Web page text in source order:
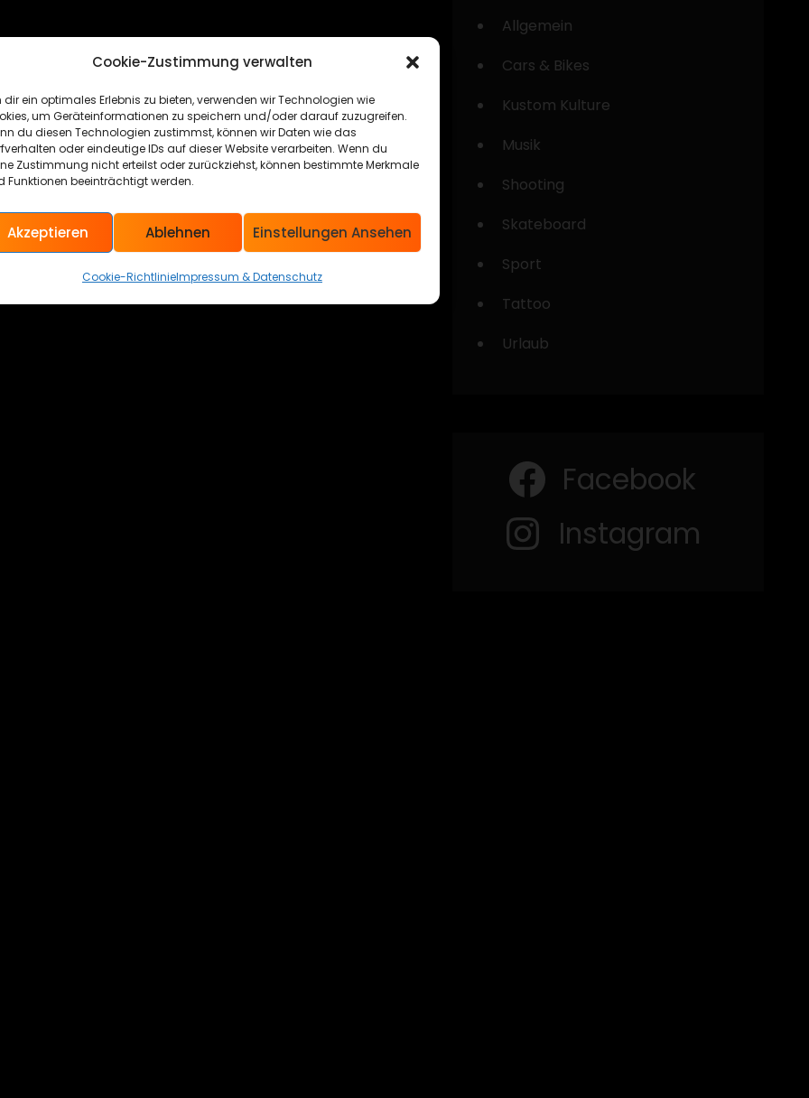
Cookie-Zustimmung verwalten
dir ein optimales Erlebnis zu bieten, verwenden wir Technologien wie
um Geräteinformationen zu speichern und/oder darauf zuzugreifen.
du diesen Technologien zustimmst, können wir Daten wie das
oder eindeutige IDs auf dieser Website verarbeiten. Wenn du
Zustimmung nicht erteilst oder zurückziehst, können bestimmte Merkmale
Funktionen beeinträchtigt werden.
Akzeptieren Ablehnen Einstellungen Ansehen
Cookie-RichtlinieImpressum & Datenschutz
Allgemein
Cars & Bikes
Kustom Kulture
Musik
Shooting
Skateboard
Sport
Tattoo
Urlaub
Facebook
Instagram